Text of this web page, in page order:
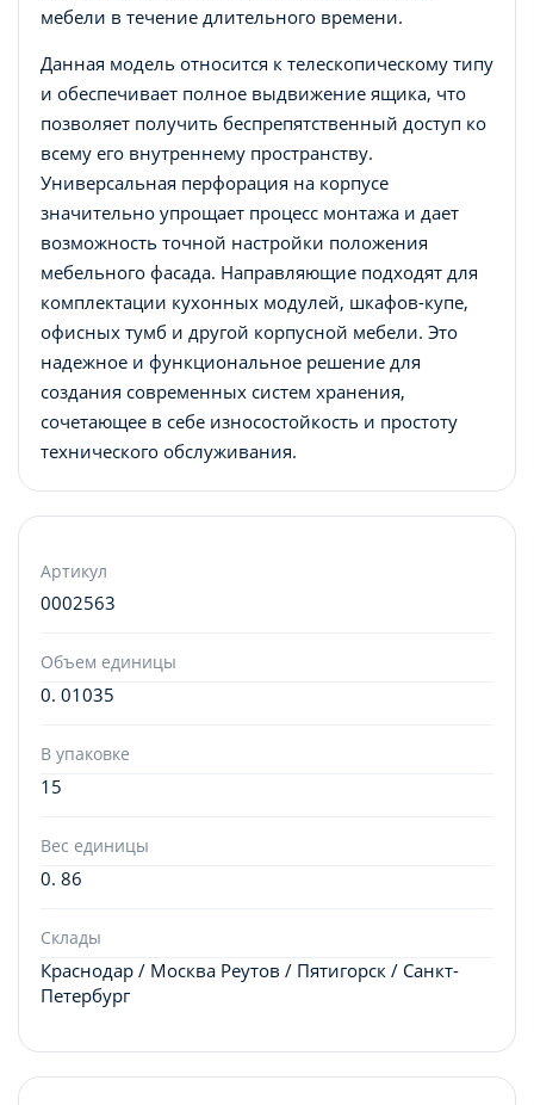
мебели в течение длительного времени.
Данная модель относится к телескопическому типу
и обеспечивает полное выдвижение ящика, что
позволяет получить беспрепятственный доступ ко
всему его внутреннему пространству.
Универсальная перфорация на корпусе
значительно упрощает процесс монтажа и дает
возможность точной настройки положения
мебельного фасада. Направляющие подходят для
комплектации кухонных модулей, шкафов-купе,
офисных тумб и другой корпусной мебели. Это
надежное и функциональное решение для
создания современных систем хранения,
сочетающее в себе износостойкость и простоту
технического обслуживания.
Артикул
0002563
Объем единицы
0. 01035
В упаковке
15
Вес единицы
0. 86
Склады
Краснодар / Москва Реутов / Пятигорск / Санкт-
Петербург